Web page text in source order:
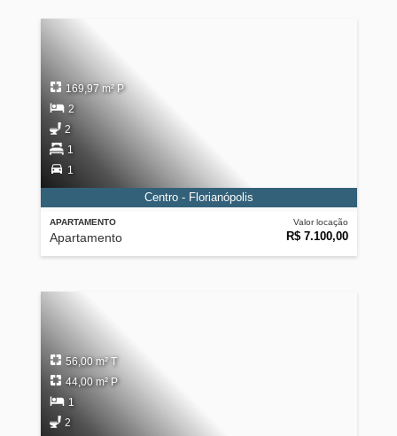
APARTAMENTO
Apartamento
Valor locação
R$ 7.100,00
169,97 m² P
2
2
1
1
Centro - Florianópolis
56,00 m² T
44,00 m² P
1
2